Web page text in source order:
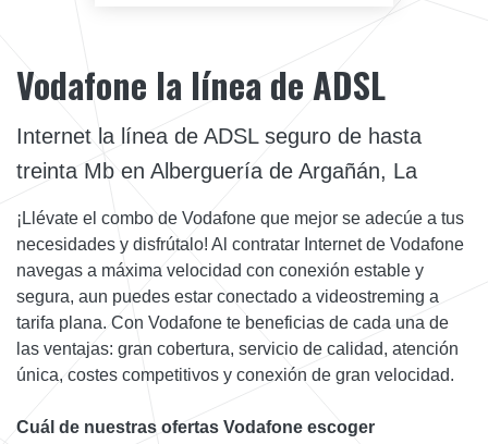
Vodafone la línea de ADSL
Internet la línea de ADSL seguro de hasta
treinta Mb en Alberguería de Argañán, La
¡Llévate el combo de Vodafone que mejor se adecúe a tus
necesidades y disfrútalo! Al contratar Internet de Vodafone
navegas a máxima velocidad con conexión estable y
segura, aun puedes estar conectado a videostreming a
tarifa plana. Con Vodafone te beneficias de cada una de
las ventajas: gran cobertura, servicio de calidad, atención
única, costes competitivos y conexión de gran velocidad.
Cuál de nuestras ofertas Vodafone escoger